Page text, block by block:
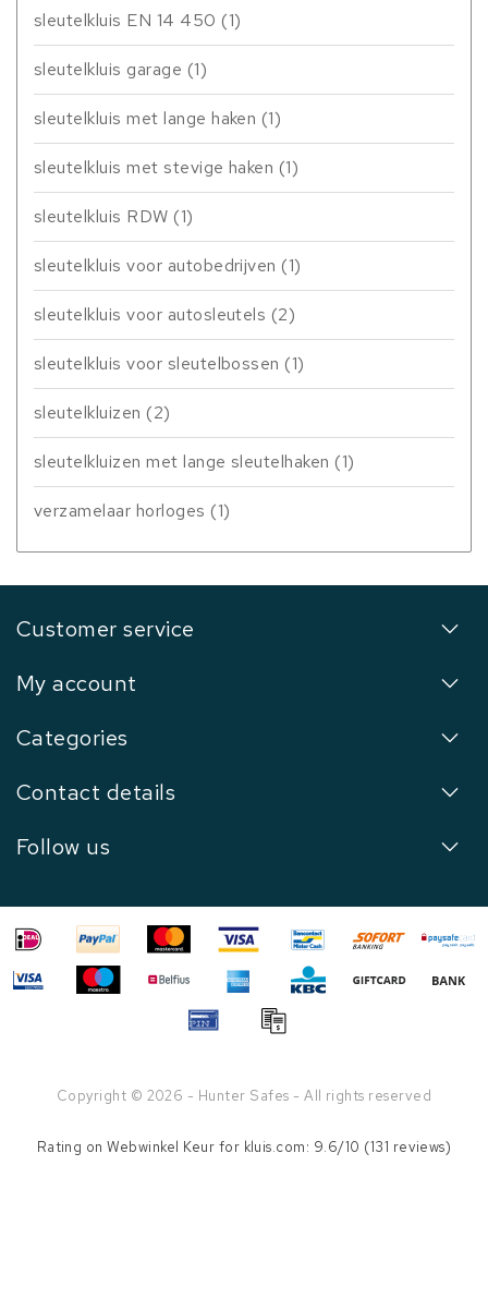
sleutelkluis EN 14 450 (1)
sleutelkluis garage (1)
sleutelkluis met lange haken (1)
sleutelkluis met stevige haken (1)
sleutelkluis RDW (1)
sleutelkluis voor autobedrijven (1)
sleutelkluis voor autosleutels (2)
sleutelkluis voor sleutelbossen (1)
sleutelkluizen (2)
sleutelkluizen met lange sleutelhaken (1)
verzamelaar horloges (1)
Customer service
My account
Categories
Contact details
Follow us
Copyright © 2026 - Hunter Safes - All rights reserved
Rating onWebwinkel Keur for kluis.com: 9.6/10 (131 reviews)